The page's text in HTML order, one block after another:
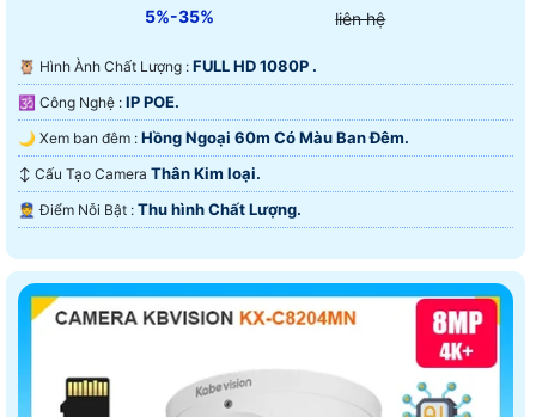
5%-35% liên hệ
🦉 Hình Ành Chất Lượng : FULL HD 1080P .
🕉️ Công Nghệ : IP POE.
🌙 Xem ban đêm : Hồng Ngoại 60m Có Màu Ban Ðêm.
↕️ Cấu Tạo Camera Thân Kim loại.
️👮 Điểm Nỗi Bật : Thu hình Chất Lượng.